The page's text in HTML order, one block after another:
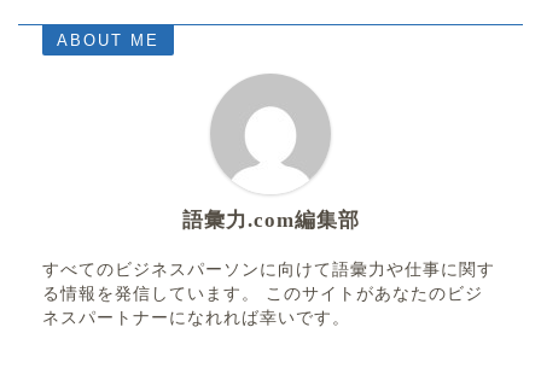
ABOUT ME
語彙力.com編集部
すべてのビジネスパーソンに向けて語彙力や仕事に関す
る情報を発信しています。 このサイトがあなたのビジ
ネスパートナーになれれば幸いです。